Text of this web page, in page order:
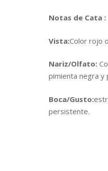
Notas de Cata :
Vista:Color rojo
Nariz/Olfato:
pimienta negra y
Boca/Gusto:
persistente.